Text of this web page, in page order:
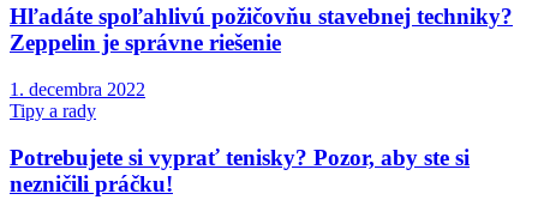
Hľadáte spoľahlivú požičovňu stavebnej techniky?
Zeppelin je správne riešenie
1. decembra 2022
Tipy a rady
Potrebujete si vyprať tenisky? Pozor, aby ste si
nezničili práčku!